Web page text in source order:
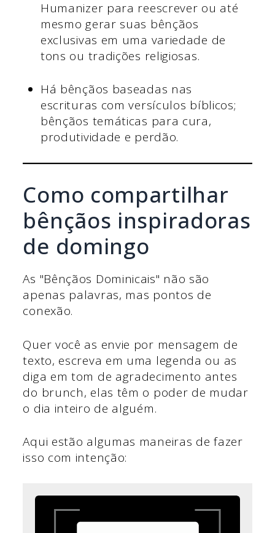
Humanizer para reescrever ou até
mesmo gerar suas bênçãos
exclusivas em uma variedade de
tons ou tradições religiosas.
Há bênçãos baseadas nas
escrituras com versículos bíblicos;
bênçãos temáticas para cura,
produtividade e perdão.
Como compartilhar
bênçãos inspiradoras
de domingo
As "Bênçãos Dominicais" não são
apenas palavras, mas pontos de
conexão.
Quer você as envie por mensagem de
texto, escreva em uma legenda ou as
diga em tom de agradecimento antes
do brunch, elas têm o poder de mudar
o dia inteiro de alguém.
Aqui estão algumas maneiras de fazer
isso com intenção: